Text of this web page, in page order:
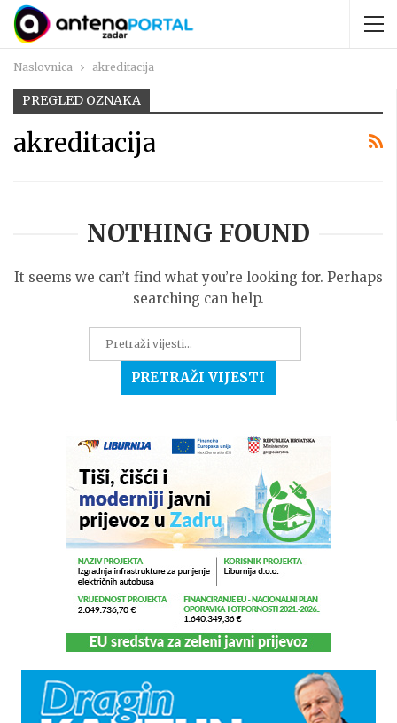
Naslovnica akreditacija
PREGLED OZNAKA
akreditacija
NOTHING FOUND
It seems we can’t find what you’re looking for. Perhaps
searching can help.